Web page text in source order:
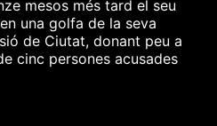
mesos més tard el seu
una golfa de la seva
de Ciutat, donant peu a
cinc persones acusades